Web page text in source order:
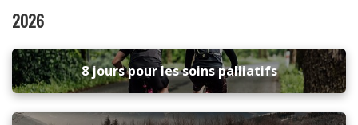
2026
8 jours pour les soins palliatifs